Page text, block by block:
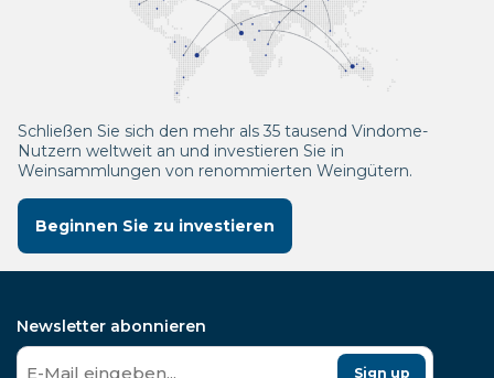
Schließen Sie sich den mehr als 35 tausend Vindome-
Nutzern weltweit an und investieren Sie in
Weinsammlungen von renommierten Weingütern.
Beginnen Sie zu investieren
Newsletter abonnieren
Sign up